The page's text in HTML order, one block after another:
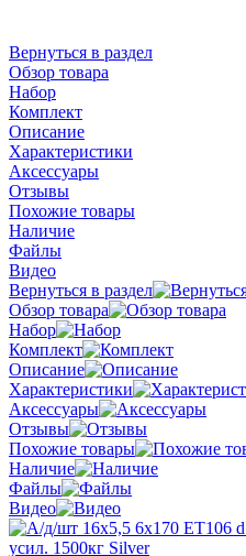
Вернуться в раздел
Обзор товара
Набор
Комплект
Описание
Характеристики
Аксессуары
Отзывы
Похожие товары
Наличие
Файлы
Видео
Вернуться в раздел
Обзор товара
Набор
Комплект
Описание
Характеристики
Аксессуары
Отзывы
Похожие товары
Наличие
Файлы
Видео